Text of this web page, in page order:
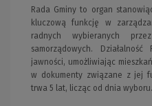
Rada Gminy to organ
kluczową funkcję w
radnych wybieranych
samorządowych.
jawności, umożliwiając
w dokumenty związane z jej
trwa 5 lat, licząc od dnia wyboru.